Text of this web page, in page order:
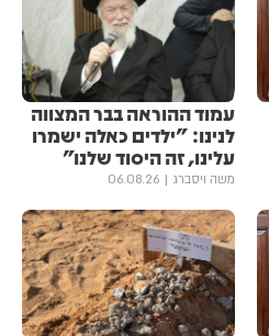
עמוד ההוראה בבר המצווה
לנינו: "ילדים כאלה ישמרו
עלינו, זה היסוד שלנו"
משה ויסברג 06.08.26